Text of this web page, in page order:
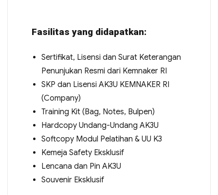
Fasilitas yang didapatkan:
Sertifikat, Lisensi dan Surat Keterangan
Penunjukan Resmi dari Kemnaker RI
SKP dan Lisensi AK3U KEMNAKER RI
(Company)
Training Kit (Bag, Notes, Bulpen)
Hardcopy Undang-Undang AK3U
Softcopy Modul Pelatihan & UU K3
Kemeja Safety Eksklusif
Lencana dan Pin AK3U
Souvenir Eksklusif